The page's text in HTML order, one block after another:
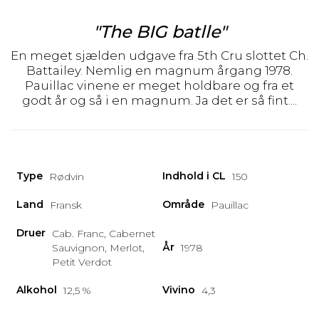
"The BIG batlle"
En meget sjælden udgave fra 5th Cru slottet Ch.
Battailey. Nemlig en magnum årgang 1978.
Pauillac vinene er meget holdbare og fra et
godt år og så i en magnum. Ja det er så fint....
Type Rødvin Indhold i CL 150
Land Fransk Område Pauillac
Druer Cab. Franc, Cabernet
Sauvignon, Merlot,
Petit Verdot
År 1978
Alkohol 12,5 % Vivino 4,3